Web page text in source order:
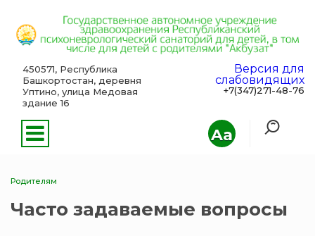
Aa
450571, Республика
Башкортостан, деревня
Уптино, улица Медовая
здание 16
Версия для
слабовидящих
+7(347)271-48-76
Родителям
Часто задаваемые вопросы